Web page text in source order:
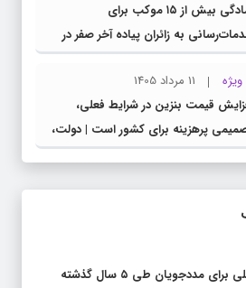
آمادگی بیش از ۱۵ موکب برای
به زائران پیاده آخر صفر در
چناران
ویژه
11 مرداد 1405
قیمت بنزین در شرایط فعلی،
پرهزینه برای کشور است | دولت،
سوخت و عوامل اصلی ناترازی را